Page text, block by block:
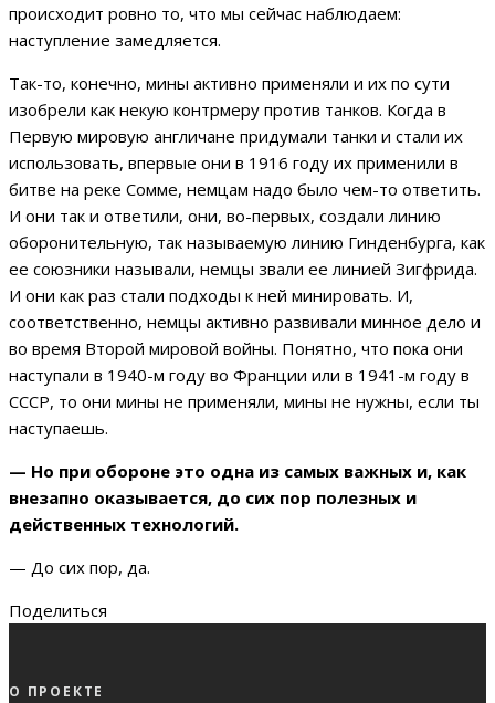
происходит ровно то, что мы сейчас наблюдаем:
наступление замедляется.
Так-то, конечно, мины активно применяли и их по сути
изобрели как некую контрмеру против танков. Когда в
Первую мировую англичане придумали танки и стали их
использовать, впервые они в 1916 году их применили в
битве на реке Сомме, немцам надо было чем-то ответить.
И они так и ответили, они, во-первых, создали линию
оборонительную, так называемую линию Гинденбурга, как
ее союзники называли, немцы звали ее линией Зигфрида.
И они как раз стали подходы к ней минировать. И,
соответственно, немцы активно развивали минное дело и
во время Второй мировой войны. Понятно, что пока они
наступали в 1940-м году во Франции или в 1941-м году в
СССР, то они мины не применяли, мины не нужны, если ты
наступаешь.
— Но при обороне это одна из самых важных и, как
внезапно оказывается, до сих пор полезных и
действенных технологий.
— До сих пор, да.
Поделиться
О ПРОЕКТЕ